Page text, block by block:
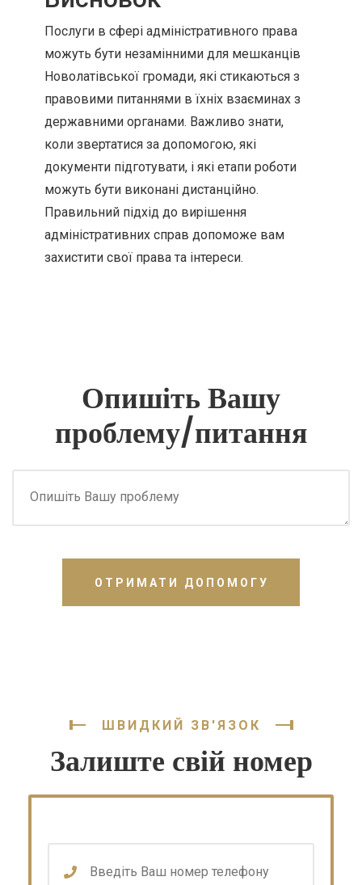
Послуги в сфері адміністративного права
можуть бути незамінними для мешканців
Новолатівської громади, які стикаються з
правовими питаннями в їхніх взаєминах з
державними органами. Важливо знати,
коли звертатися за допомогою, які
документи підготувати, і які етапи роботи
можуть бути виконані дистанційно.
Правильний підхід до вирішення
адміністративних справ допоможе вам
захистити свої права та інтереси.
Опишіть Вашу
проблему/питання
ОТРИМАТИ ДОПОМОГУ
ШВИДКИЙ ЗВ'ЯЗОК
Залиште свій номер